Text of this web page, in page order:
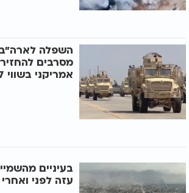
השפלה
מסרבים
אמריקני בשווי 7 מיליארד דולר!
בעיניים
עזה לפני